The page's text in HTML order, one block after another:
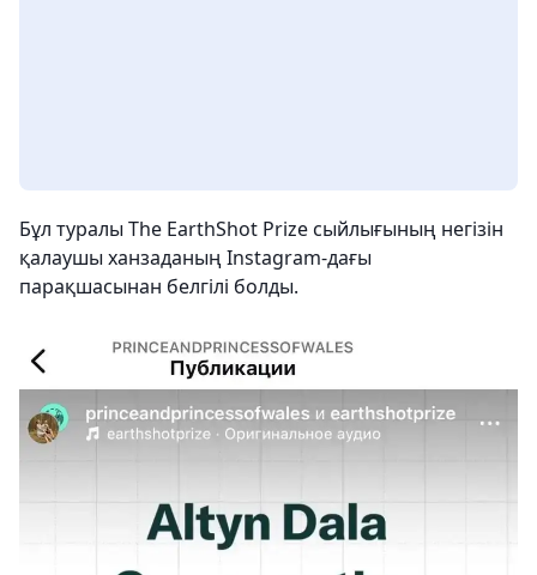
Бұл туралы The EarthShot Prize сыйлығының негізін
қалаушы ханзаданың Instagram-дағы
парақшасынан белгілі болды.